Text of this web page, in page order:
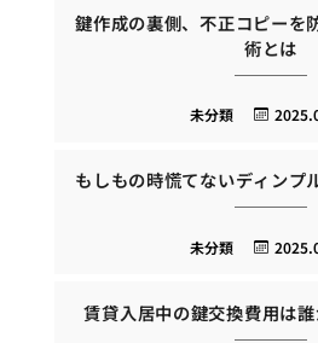
鍵作成の裏側、不正コピーを
術とは
未分類
もしもの時慌てないディンプ
未分類
賃貸入居中の鍵交換費用は